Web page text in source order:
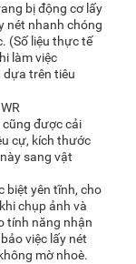
bị động cơ lấy
nét nhanh chóng
(Số liệu thực tế
làm việc
dựa trên tiêu
cũng được cải
cự, kích thước
sang vật
biệt yên tĩnh, cho
chụp ảnh và
tính năng nhận
việc lấy nét
mờ nhoè.